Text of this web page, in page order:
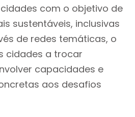
com o objetivo de
sustentáveis, inclusivas
de redes temáticas, o
cidades a trocar
capacidades e
aos desafios